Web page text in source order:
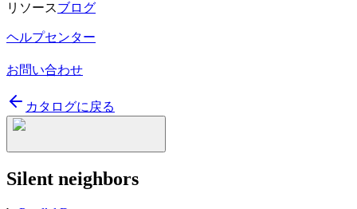
リソースブログ
ヘルプセンター
お問い合わせ
カタログに戻る
Silent neighbors